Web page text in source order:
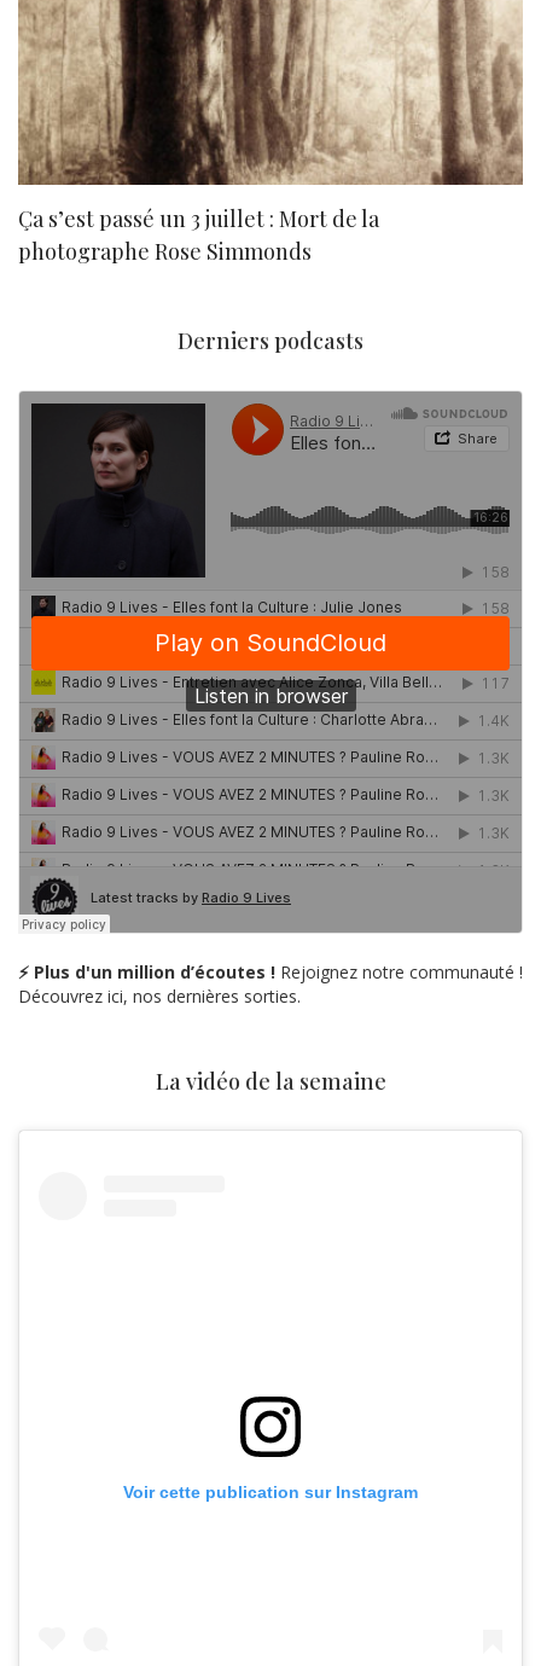
Ça s’est passé un 3 juillet : Mort de la
photographe Rose Simmonds
Derniers podcasts
⚡ Plus d'un million d’écoutes ! Rejoignez notre communauté !
Découvrez ici, nos dernières sorties.
La vidéo de la semaine
Voir cette publication sur Instagram